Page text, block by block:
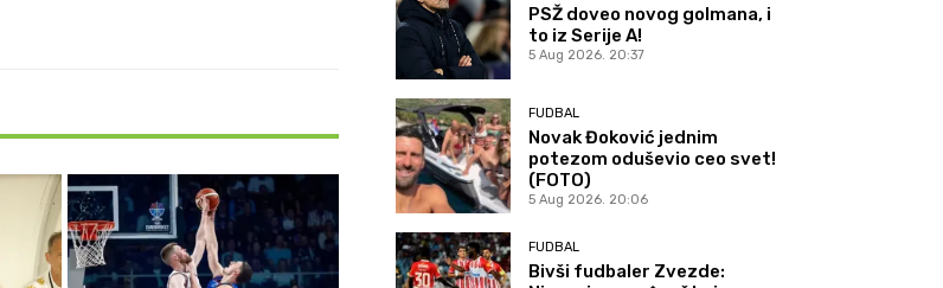
PSŽ doveo novog golmana, i
to iz Serije A!
5 Aug 2026. 20:37
FUDBAL
Novak Đoković jednim
potezom oduševio ceo svet!
(FOTO)
5 Aug 2026. 20:06
FUDBAL
Bivši fudbaler Zvezde: